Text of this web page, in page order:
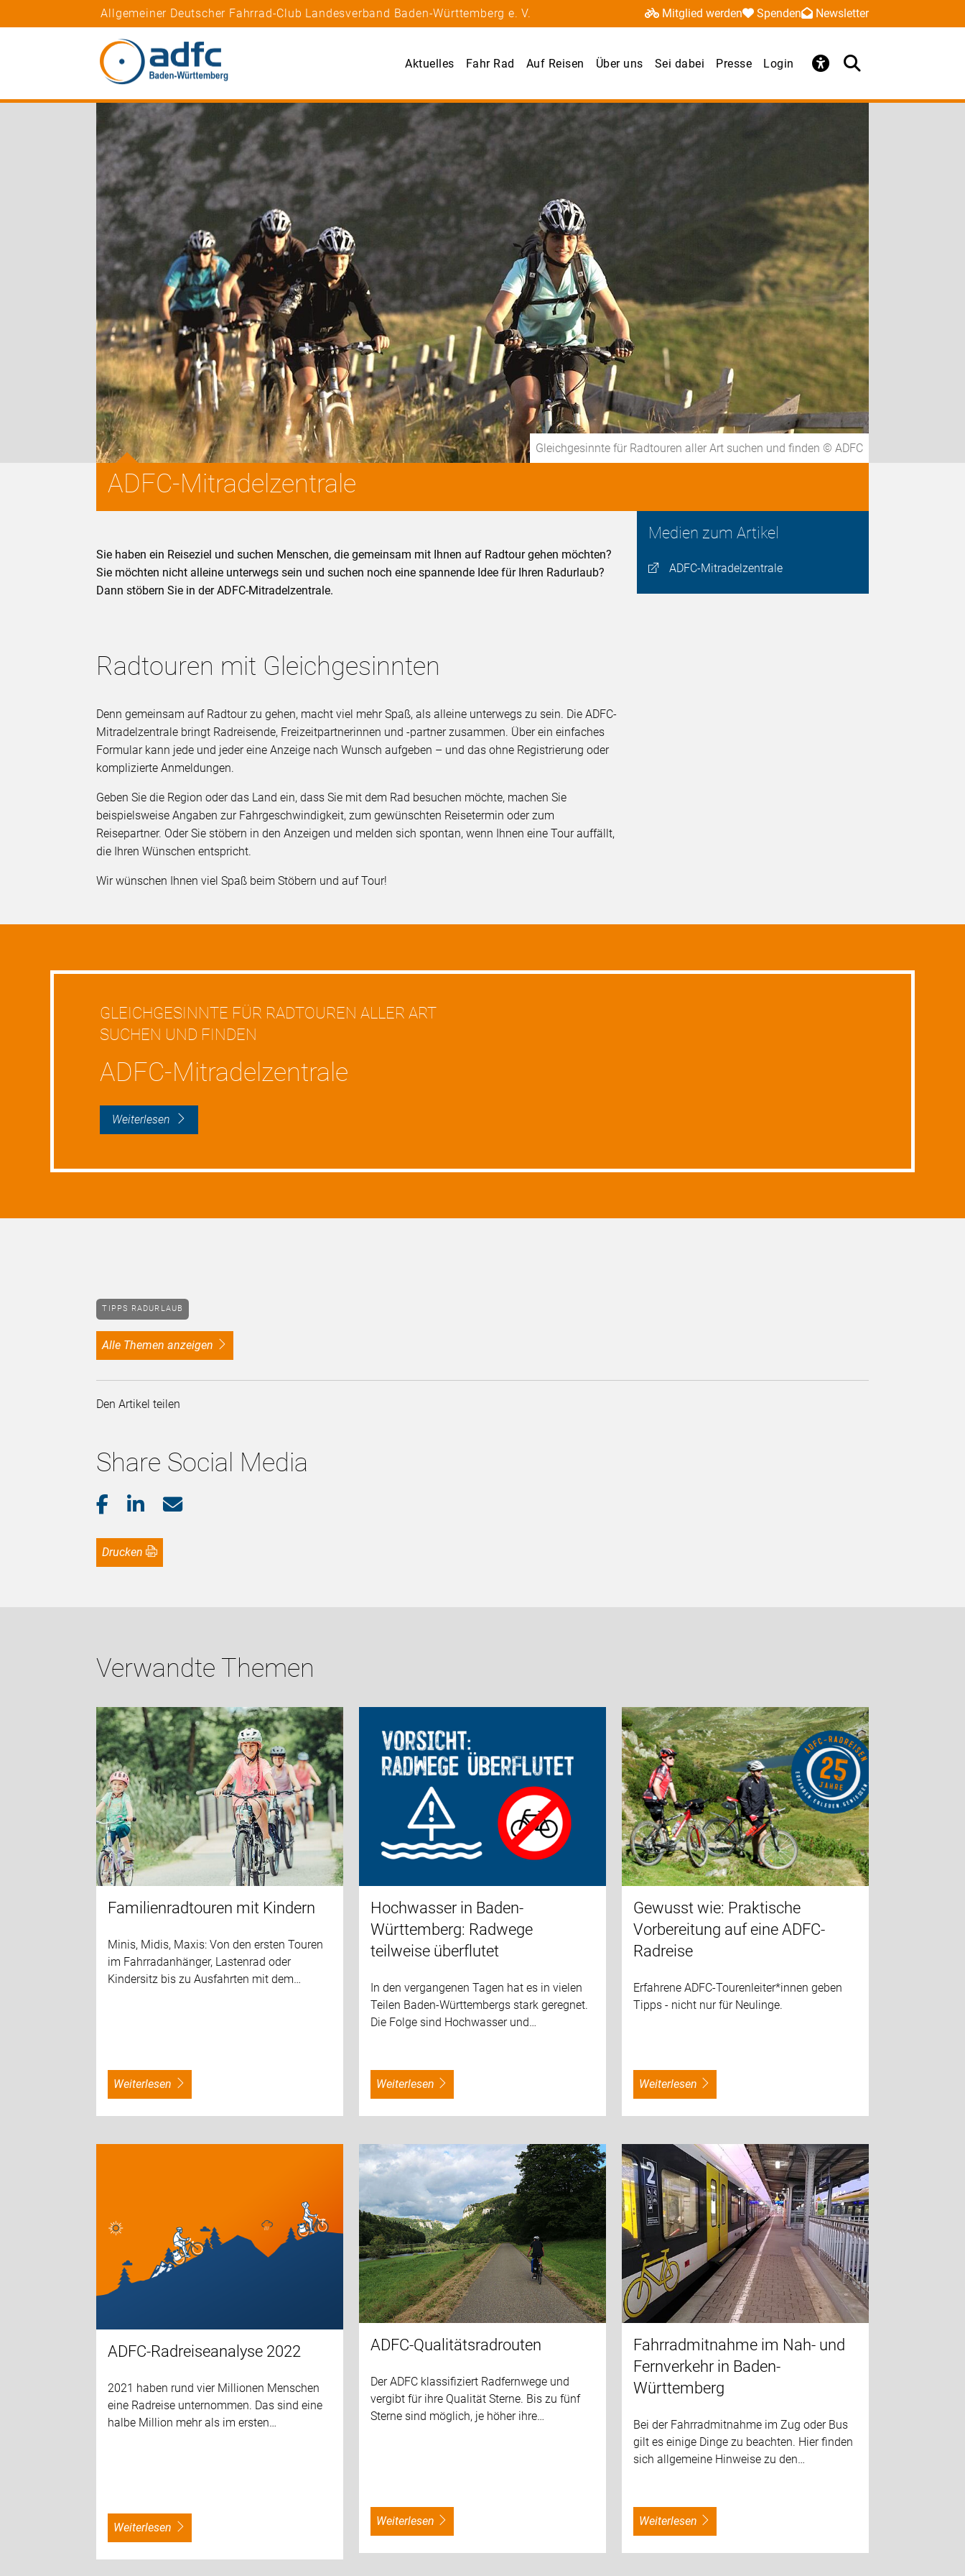
Allgemeiner Deutscher Fahrrad-Club Landesverband Baden-Württemberg e. V. Mitglied werden Spenden Newsletter
Aktuelles Fahr Rad Auf Reisen Über uns Sei dabei Presse Login
Gleichgesinnte für Radtouren aller Art suchen und finden © ADFC
ADFC-Mitradelzentrale
Medien zum Artikel
ADFC-Mitradelzentrale
Sie haben ein Reiseziel und suchen Menschen, die gemeinsam mit Ihnen auf Radtour gehen möchten?
Sie möchten nicht alleine unterwegs sein und suchen noch eine spannende Idee für Ihren Radurlaub?
Dann stöbern Sie in der ADFC-Mitradelzentrale.
Radtouren mit Gleichgesinnten
Denn gemeinsam auf Radtour zu gehen, macht viel mehr Spaß, als alleine unterwegs zu sein. Die ADFC-
Mitradelzentrale bringt Radreisende, Freizeitpartnerinnen und -partner zusammen. Über ein einfaches
Formular kann jede und jeder eine Anzeige nach Wunsch aufgeben – und das ohne Registrierung oder
komplizierte Anmeldungen.
Geben Sie die Region oder das Land ein, dass Sie mit dem Rad besuchen möchte, machen Sie
beispielsweise Angaben zur Fahrgeschwindigkeit, zum gewünschten Reisetermin oder zum
Reisepartner. Oder Sie stöbern in den Anzeigen und melden sich spontan, wenn Ihnen eine Tour auffällt,
die Ihren Wünschen entspricht.
Wir wünschen Ihnen viel Spaß beim Stöbern und auf Tour!
GLEICHGESINNTE FÜR RADTOUREN ALLER ART
SUCHEN UND FINDEN
ADFC-Mitradelzentrale
weiterlesen
TIPPS RADURLAUB
alle Themen anzeigen
Den Artikel teilen
Share Social Media
Drucken
Verwandte Themen
Familienradtouren mit Kindern
Minis, Midis, Maxis: Von den ersten Touren
im Fahrradanhänger, Lastenrad oder
Kindersitz bis zu Ausfahrten mit dem…
weiterlesen
Hochwasser in Baden-
Württemberg: Radwege
teilweise überflutet
In den vergangenen Tagen hat es in vielen
Teilen Baden-Württembergs stark geregnet.
Die Folge sind Hochwasser und…
weiterlesen
Gewusst wie: Praktische
Vorbereitung auf eine ADFC-
Radreise
Erfahrene ADFC-Tourenleiter*innen geben
Tipps - nicht nur für Neulinge.
weiterlesen
ADFC-Radreiseanalyse 2022
2021 haben rund vier Millionen Menschen
eine Radreise unternommen. Das sind eine
halbe Million mehr als im ersten…
weiterlesen
ADFC-Qualitätsradrouten
Der ADFC klassifiziert Radfernwege und
vergibt für ihre Qualität Sterne. Bis zu fünf
Sterne sind möglich, je höher ihre…
weiterlesen
Fahrradmitnahme im Nah- und
Fernverkehr in Baden-
Württemberg
Bei der Fahrradmitnahme im Zug oder Bus
gilt es einige Dinge zu beachten. Hier finden
sich allgemeine Hinweise zu den…
weiterlesen